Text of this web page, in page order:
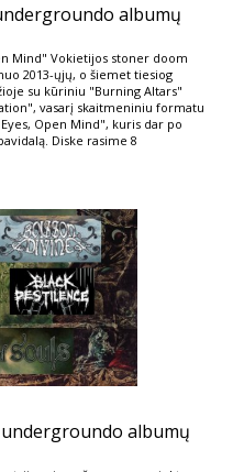
albumų
Mind" Vokietijos stoner doom
2013-ųjų, o šiemet tiesiog
su kūriniu "Burning Altars"
vasarį skaitmeniniu formatu
Open Mind", kuris dar po
Diske rasime 8
albumų